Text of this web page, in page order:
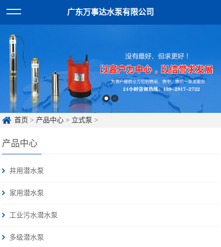
广东万事达水泵有限公司
首页 > 产品中心 > 立式泵 >
产品中心
井用潜水泵
家用潜水泵
工业污水潜水泵
多级潜水泵